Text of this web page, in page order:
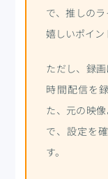
で、推しの
嬉しいポイン
ただし、録
時間配信を
た、元の映
で、設定を
す。